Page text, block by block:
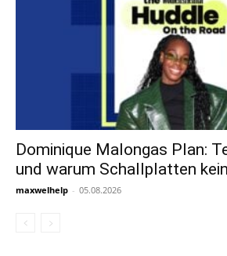
Dominique Malongas Plan:
und warum Schallplatten
maxwelhelp - 05.08.2026